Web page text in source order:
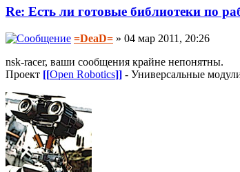
Re: Есть ли готовые библиотеки по
=DeaD= » 04 мар 2011, 20:26
nsk-racer, ваши сообщения крайне непонятны.
Проект [[Open Robotics]] - Универсальные